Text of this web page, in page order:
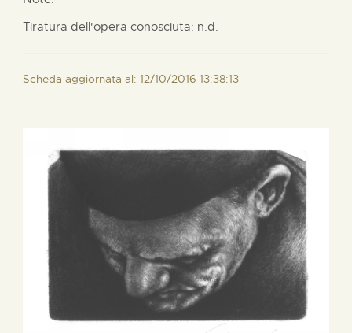
Tiratura dell'opera conosciuta: n.d.
Scheda aggiornata al: 12/10/2016 13:38:13